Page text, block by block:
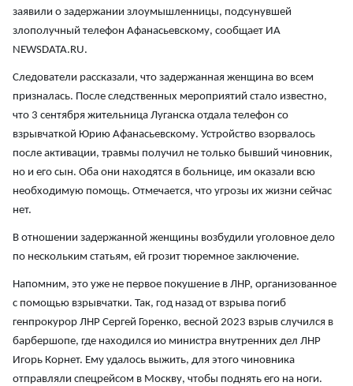
заявили о задержании злоумышленницы, подсунувшей
злополучный телефон Афанасьевскому, сообщает ИА
NEWSDATA.RU.
Следователи рассказали, что задержанная женщина во всем
призналась. После следственных мероприятий стало известно,
что 3 сентября жительница Луганска отдала телефон со
взрывчаткой Юрию Афанасьевскому. Устройство взорвалось
после активации, травмы получил не только бывший чиновник,
но и его сын. Оба они находятся в больнице, им оказали всю
необходимую помощь. Отмечается, что угрозы их жизни сейчас
нет.
В отношении задержанной женщины возбудили уголовное дело
по нескольким статьям, ей грозит тюремное заключение.
Напомним, это уже не первое покушение в ЛНР, организованное
с помощью взрывчатки. Так, год назад от взрыва погиб
генпрокурор ЛНР Сергей Горенко, весной 2023 взрыв случился в
барбершопе, где находился ио министра внутренних дел ЛНР
Игорь Корнет. Ему удалось выжить, для этого чиновника
отправляли спецрейсом в Москву, чтобы поднять его на ноги.